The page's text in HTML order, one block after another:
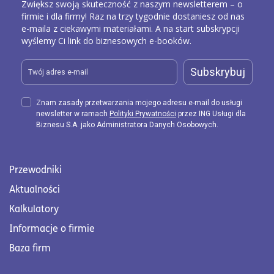
Przewodniki
Aktualności
Kalkulatory
Informacje o firmie
Baza firm
Zwiększ swoją skuteczność z naszym newsletterem – o
firmie i dla firmy! Raz na trzy tygodnie dostaniesz od nas
e-maila z ciekawymi materiałami. A na start subskrypcji
wyślemy Ci link do biznesowych e-booków.
Subskrybuj
Znam zasady przetwarzania mojego adresu e-mail do usługi
newsletter w ramach Polityki Prywatności przez ING Usługi dla
Biznesu S.A. jako Administratora Danych Osobowych.